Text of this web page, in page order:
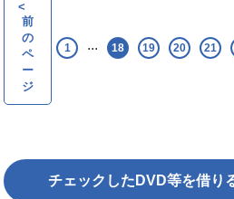
<
前
の
ペ
ー
ジ
1 ... 18 19 20 21